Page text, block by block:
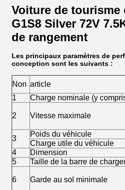
Voiture de tourisme
G1S8 Silver 72V
de rangement
Les principaux paramètres de
conception sont les suivants :
Non article
1
Charge nominale (y
2 Vitesse maximale
3
Poids du véhicule
Charge utile du véhicule
4
Dimension
5
Taille de la barre de
6 Garde au sol minimale